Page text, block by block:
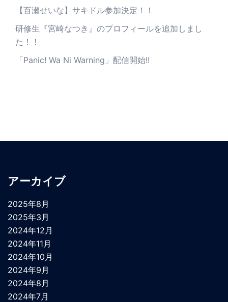
【百瀬せいな】サキドル参加決定！！
研修生『宮崎なつき』のプロフィールを追加しまし
た！！
「Panic! Wa Ni Warning」配信開始!!
アーカイブ
2025年8月
2025年3月
2024年12月
2024年11月
2024年10月
2024年9月
2024年8月
2024年7月